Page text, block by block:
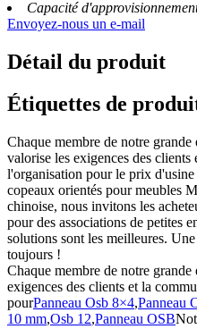
Capacité
Envoyez-nous un e-mail
Détail du produit
Étiquettes de
Chaque membre de notre
valorise les exigences des
l'organisation pour le prix d'usine
copeaux orientés pour meubles
chinoise, nous invitons les
pour des associations de petites
solutions sont les meilleures.
toujours !
Chaque membre de notre
exigences des clients et la
pourPanneau Osb 8×4,Panneau
10 mm,Osb 12,Panneau OSB